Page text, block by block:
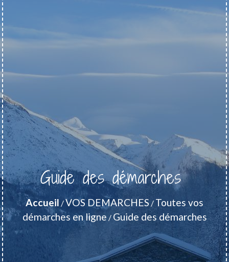
Guide des démarches
Accueil /VOS DEMARCHES / Toutes vos
démarches en ligne / Guide des démarches